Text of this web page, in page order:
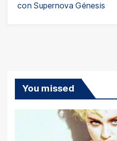
con Supernova Génesis
You missed